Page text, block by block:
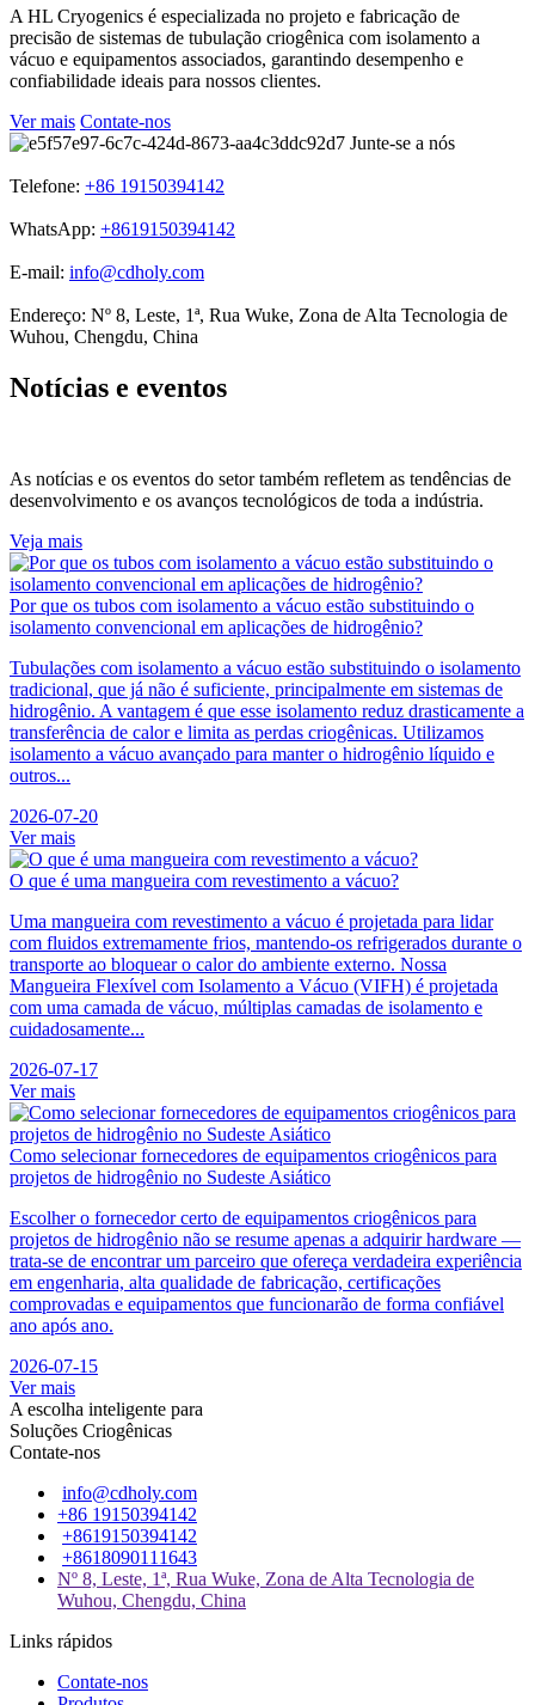
A HL Cryogenics é especializada no projeto e fabricação de
precisão de sistemas de tubulação criogênica com isolamento a
vácuo e equipamentos associados, garantindo desempenho e
confiabilidade ideais para nossos clientes.
Ver mais Contate-nos
Junte-se a nós
Telefone: +86 19150394142
WhatsApp: +8619150394142
E-mail: info@cdholy.com
Endereço: Nº 8, Leste, 1ª, Rua Wuke, Zona de Alta Tecnologia de
Wuhou, Chengdu, China
Notícias e eventos
As notícias e os eventos do setor também refletem as tendências de
desenvolvimento e os avanços tecnológicos de toda a indústria.
Veja mais
Por que os tubos com isolamento a vácuo estão substituindo o
isolamento convencional em aplicações de hidrogênio?
Tubulações com isolamento a vácuo estão substituindo o isolamento
tradicional, que já não é suficiente, principalmente em sistemas de
hidrogênio. A vantagem é que esse isolamento reduz drasticamente a
transferência de calor e limita as perdas criogênicas. Utilizamos
isolamento a vácuo avançado para manter o hidrogênio líquido e
outros...
2026-07-20
Ver mais
O que é uma mangueira com revestimento a vácuo?
Uma mangueira com revestimento a vácuo é projetada para lidar
com fluidos extremamente frios, mantendo-os refrigerados durante o
transporte ao bloquear o calor do ambiente externo. Nossa
Mangueira Flexível com Isolamento a Vácuo (VIFH) é projetada
com uma camada de vácuo, múltiplas camadas de isolamento e
cuidadosamente...
2026-07-17
Ver mais
Como selecionar fornecedores de equipamentos criogênicos para
projetos de hidrogênio no Sudeste Asiático
Escolher o fornecedor certo de equipamentos criogênicos para
projetos de hidrogênio não se resume apenas a adquirir hardware —
trata-se de encontrar um parceiro que ofereça verdadeira experiência
em engenharia, alta qualidade de fabricação, certificações
comprovadas e equipamentos que funcionarão de forma confiável
ano após ano.
2026-07-15
Ver mais
A escolha inteligente para
Soluções Criogênicas
Contate-nos
info@cdholy.com
+86 19150394142
+8619150394142
+8618090111643
Nº 8, Leste, 1ª, Rua Wuke, Zona de Alta Tecnologia de
Wuhou, Chengdu, China
Links rápidos
Contate-nos